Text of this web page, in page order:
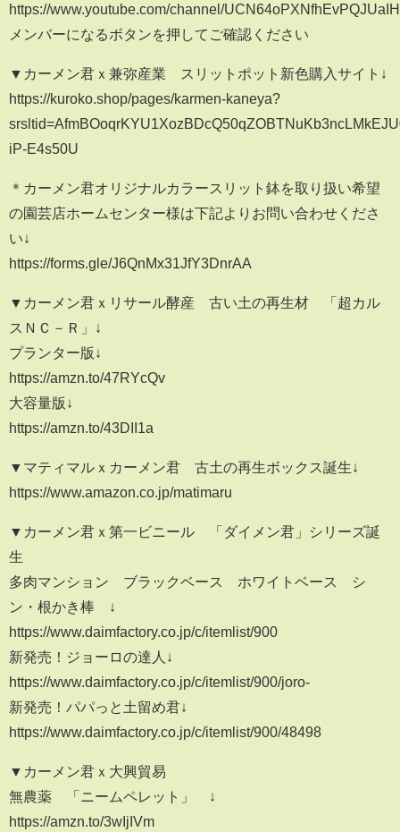
https://www.youtube.com/channel/
メンバーになるボタンを押してご確認ください
▼カーメン君ｘ兼弥産業 スリットポット新色購入サイト↓
https://kuroko.shop/pages/karmen-kaneya?
iP-E4s50U
＊カーメン君オリジナルカラースリット鉢を取り扱い希望
の園芸店ホームセンター様は下記よりお問い合わせくださ
い↓
https://forms.gle/J6QnMx31JfY3DnrAA
▼カーメン君ｘリサール酵産 古い土の再生材 「超カル
スＮＣ－Ｒ」↓
プランター版↓
https://amzn.to/47RYcQv
大容量版↓
https://amzn.to/43DII1a
▼マティマルｘカーメン君 古土の再生ボックス誕生↓
https://www.amazon.co.jp/matimaru
▼カーメン君ｘ第一ビニール 「ダイメン君」シリーズ誕
生
多肉マンション ブラックベース ホワイトベース シ
ン・根かき棒 ↓
https://www.daimfactory.co.jp/c/itemlist/900
新発売！ジョーロの達人↓
https://www.daimfactory.co.jp/c/itemlist/900/joro-
新発売！パパっと土留め君↓
https://www.daimfactory.co.jp/c/itemlist/900/48498
▼カーメン君ｘ大興貿易
無農薬 「ニームペレット」 ↓
https://amzn.to/3wIjIVm